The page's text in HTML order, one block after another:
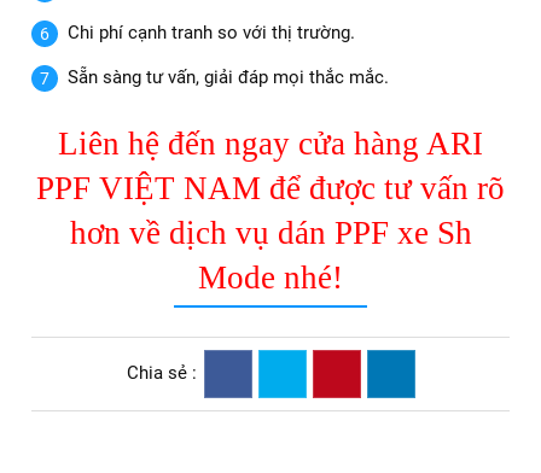
Chi phí cạnh tranh so với thị trường.
Sẵn sàng tư vấn, giải đáp mọi thắc mắc.
Liên hệ đến ngay cửa hàng ARI
PPF VIỆT NAM để được tư vấn rõ
hơn về dịch vụ dán PPF xe Sh
Mode nhé!
Chia sẻ :